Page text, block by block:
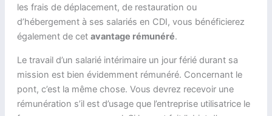
les frais de déplacement, de restauration ou
d’hébergement à ses salariés en CDI, vous bénéficierez
également de cet avantage rémunéré.
Le travail d’un salarié intérimaire un jour férié durant sa
mission est bien évidemment rémunéré. Concernant le
pont, c’est la même chose. Vous devrez recevoir une
rémunération s’il est d’usage que l’entreprise utilisatrice le